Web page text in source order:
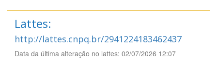
Lattes:
http://lattes.cnpq.br/2941224183462437
Data da última alteração no lattes: 02/07/2026 12:07